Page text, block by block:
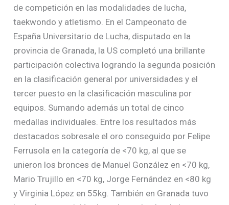
de competición en las modalidades de lucha,
taekwondo y atletismo. En el Campeonato de
España Universitario de Lucha, disputado en la
provincia de Granada, la US completó una brillante
participación colectiva logrando la segunda posición
en la clasificación general por universidades y el
tercer puesto en la clasificación masculina por
equipos. Sumando además un total de cinco
medallas individuales. Entre los resultados más
destacados sobresale el oro conseguido por Felipe
Ferrusola en la categoría de <70 kg, al que se
unieron los bronces de Manuel González en <70 kg,
Mario Trujillo en <70 kg, Jorge Fernández en <80 kg
y Virginia López en 55kg. También en Granada tuvo